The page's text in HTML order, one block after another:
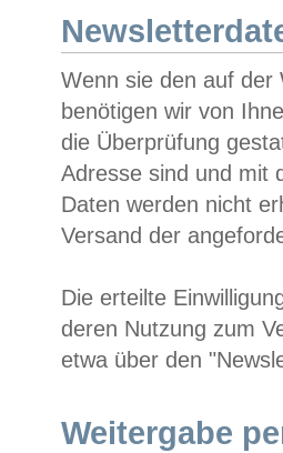
Wenn sie den auf der
benötigen wir von
die Überprüfung
Adresse sind und mit
Daten werden nicht
Versand der
Die erteilte
deren Nutzung zum
etwa über den
Weitergabe